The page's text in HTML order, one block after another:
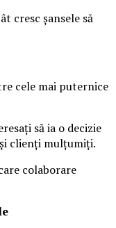
cresc șansele să
cele mai puternice
să ia o decizie
clienți mulțumiți.
colaborare